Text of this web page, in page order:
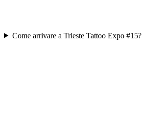
Come arrivare a Trieste Tattoo Expo #15?